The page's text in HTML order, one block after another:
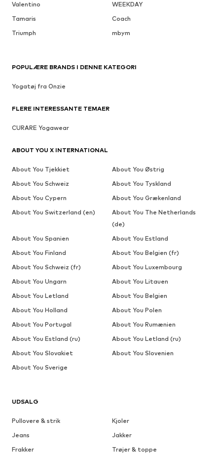
Valentino
WEEKDAY
Tamaris
Coach
Triumph
mbym
UDSALG
Pullovere & strik
Kjoler
Jeans
Jakker
Frakker
Trøjer & toppe
POPULÆRE BRANDS I DENNE KATEGORI
Yogatøj fra Onzie
FLERE INTERESSANTE TEMAER
CURARE Yogawear
ABOUT YOU X INTERNATIONAL
About You Tjekkiet
About You Østrig
About You Schweiz
About You Tyskland
About You Cypern
About You Grækenland
About You Switzerland (en)
About You The Netherlands
(de)
About You Spanien
About You Estland
About You Finland
About You Belgien (fr)
About You Schweiz (fr)
About You Luxembourg
About You Ungarn
About You Litauen
About You Letland
About You Belgien
About You Holland
About You Polen
About You Portugal
About You Rumænien
About You Estland (ru)
About You Letland (ru)
About You Slovakiet
About You Slovenien
About You Sverige